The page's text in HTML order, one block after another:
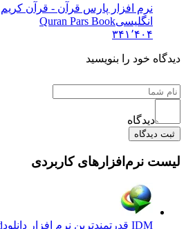
نرم افزار پارس قرآن - قرآن کریم
انگلیسیQuran Pars Book
۳۴۱٬۴۰۴
خود را بنویسید
دیدگاه
نرم‌افزارهای کاربردی